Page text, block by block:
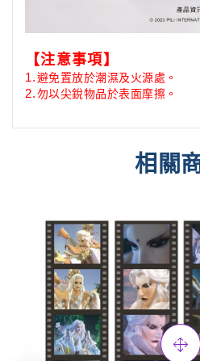
【注意事項】
1.避免置放於潮濕及火源處。
2.勿以尖銳物品於表面摩擦。
相關